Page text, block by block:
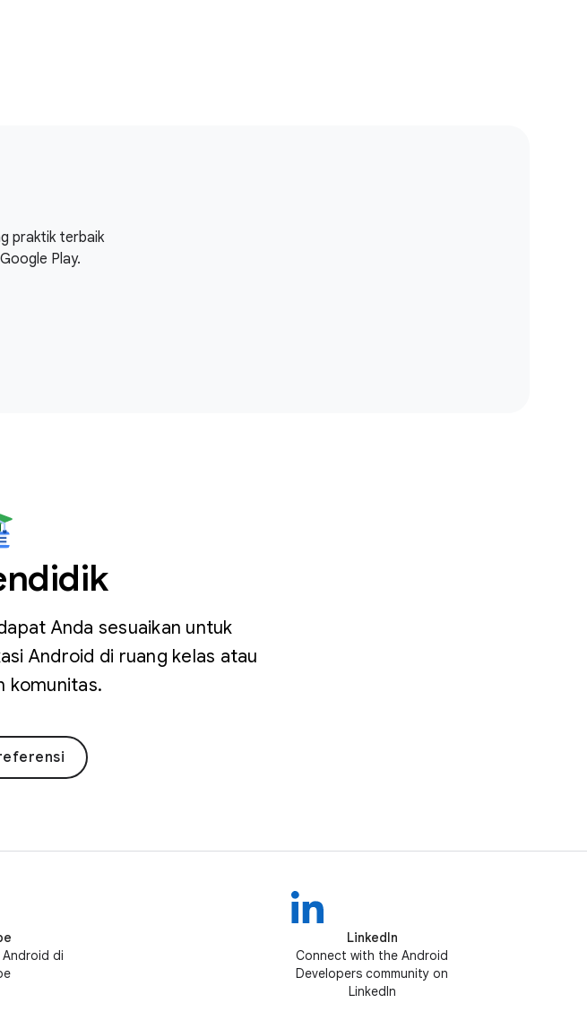
praktik terbaik
Play.
Anda sesuaikan untuk
Android di ruang kelas atau
komunitas.
di
LinkedIn
Connect with the Android
Developers community on
LinkedIn